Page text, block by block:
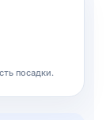
посадки.